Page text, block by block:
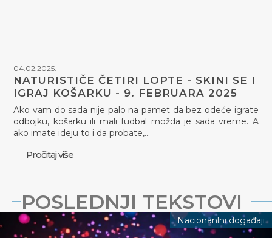
04.02.2025.
NATURISTIČE ČETIRI LOPTE - SKINI SE I
IGRAJ KOŠARKU - 9. FEBRUARA 2025
Ako vam do sada nije palo na pamet da bez odeće igrate
odbojku, košarku ili mali fudbal možda je sada vreme. A
ako imate ideju to i da probate,…
Pročitaj više
POSLEDNJI TEKSTOVI
Nacionanlni događaji